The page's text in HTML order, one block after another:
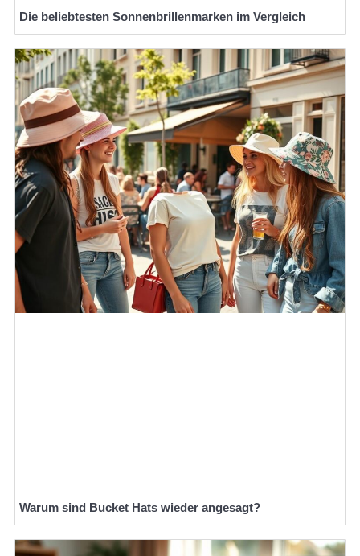
Die beliebtesten Sonnenbrillenmarken im Vergleich
Warum sind Bucket Hats wieder angesagt?